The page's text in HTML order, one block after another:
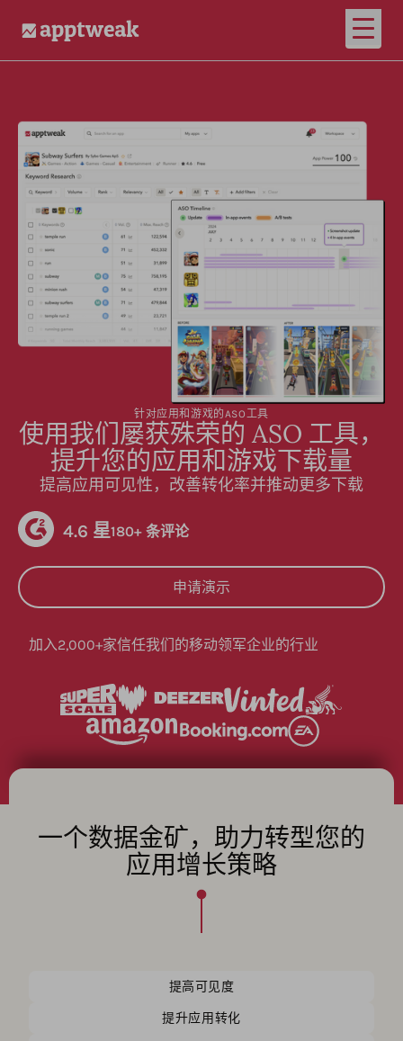
打开
针对应用和游戏的ASO工具
使用我们屡获殊荣的 ASO 工具，
提升您的应用和游戏下载量
提高应用可见性，改善转化率并推动更多下载
4.6 星180+ 条评论
申请演示
加入2,000+家信任我们的移动领军企业的行业
一个数据金矿，助力转型您的
应用增长策略
提高可见度
提升应用转化